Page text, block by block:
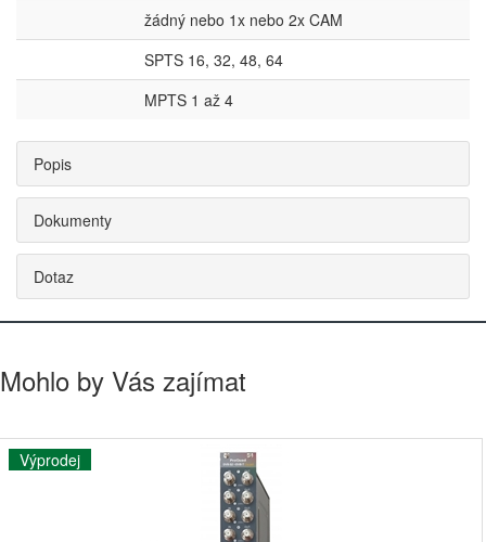
žádný nebo 1x nebo 2x CAM
SPTS 16, 32, 48, 64
MPTS 1 až 4
Popis
Dokumenty
Dotaz
Mohlo by Vás zajímat
Výprodej